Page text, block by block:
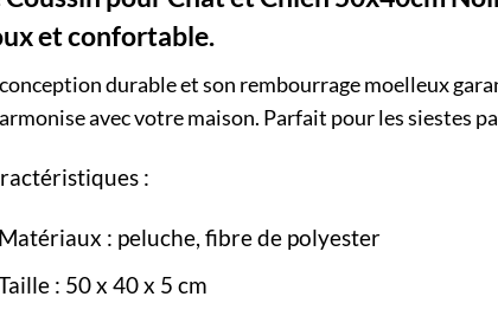
et confortable.
durable et son rembourrage moelleux
avec votre maison. Parfait pour les siestes
:
Matériaux : peluche, fibre de polyester
: 50 x 40 x 5 cm